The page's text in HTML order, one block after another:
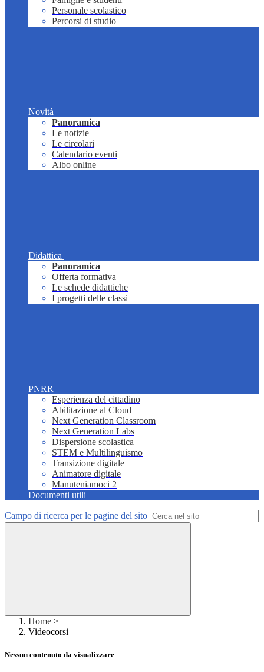
Personale scolastico
Percorsi di studio
Novità
Panoramica
Le notizie
Le circolari
Calendario eventi
Albo online
Didattica
Panoramica
Offerta formativa
Le schede didattiche
I progetti delle classi
PNRR
Esperienza del cittadino
Abilitazione al Cloud
Next Generation Classroom
Next Generation Labs
Dispersione scolastica
STEM e Multilinguismo
Transizione digitale
Animatore digitale
Manuteniamoci 2
Documenti utili
Campo di ricerca per le pagine del sito
Home >
Videocorsi
Nessun contenuto da visualizzare